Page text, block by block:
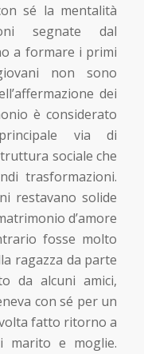
sé la mentalità
segnate dal
a formare i primi
non sono
dei
è considerato
via di
sociale che
trasformazioni.
restavano solide
d’amore
fosse molto
ragazza da parte
da alcuni amici,
con sé per un
fatto ritorno a
marito e moglie.